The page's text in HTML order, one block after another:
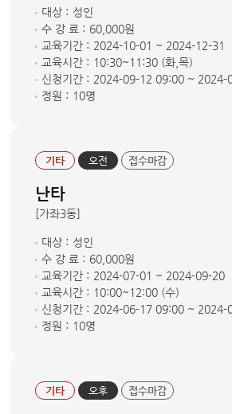
대상 : 성인
수 강 료 : 60,000원
교육기간 : 2024-10-01 ~ 2024-12-31
교육시간 : 10:30~11:30 (화,목)
신청기간 : 2024-09-12 09:00 ~ 2024-
정원 : 10명
기타 오전 접수마감
난타
[가좌3동]
대상 : 성인
수 강 료 : 60,000원
교육기간 : 2024-07-01 ~ 2024-09-20
교육시간 : 10:00~12:00 (수)
신청기간 : 2024-06-17 09:00 ~ 2024-
정원 : 10명
기타 오후 접수마감